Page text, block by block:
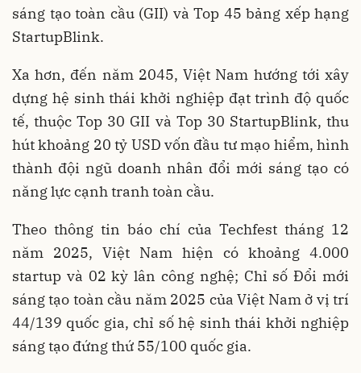
sáng tạo toàn cầu (GII) và Top 45 bảng xếp hạng
StartupBlink.
Xa hơn, đến năm 2045, Việt Nam hướng tới xây
dựng hệ sinh thái khởi nghiệp đạt trình độ quốc
tế, thuộc Top 30 GII và Top 30 StartupBlink, thu
hút khoảng 20 tỷ USD vốn đầu tư mạo hiểm, hình
thành đội ngũ doanh nhân đổi mới sáng tạo có
năng lực cạnh tranh toàn cầu.
Theo thông tin báo chí của Techfest tháng 12
năm 2025, Việt Nam hiện có khoảng 4.000
startup và 02 kỳ lân công nghệ; Chỉ số Đổi mới
sáng tạo toàn cầu năm 2025 của Việt Nam ở vị trí
44/139 quốc gia, chỉ số hệ sinh thái khởi nghiệp
sáng tạo đứng thứ 55/100 quốc gia.